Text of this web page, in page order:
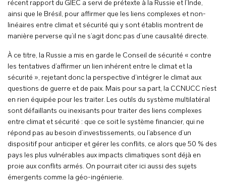
récent rapport du GIEC a servi de prétexte à la Russie et l’Inde,
ainsi que le Brésil, pour affirmer que les liens complexes et non-
linéaires entre climat et sécurité qui y sont établis montrent de
manière perverse qu’il ne s’agit donc pas d’une causalité directe.
À ce titre, la Russie a mis en garde le Conseil de sécurité « contre
les tentatives d’affirmer un lien inhérent entre le climat et la
sécurité », rejetant donc la perspective d’intégrer le climat aux
questions de guerre et de paix. Mais pour sa part, la CCNUCC n’est
en rien équipée pour les traiter. Les outils du système multilatéral
sont défaillants ou inexisants pour traiter des liens complexes
entre climat et sécurité : que ce soit le système financier, qui ne
répond pas au besoin d’investissements, ou l’absence d’un
dispositif pour anticiper et gérer les conflits, ce alors que 50 % des
pays les plus vulnérables aux impacts climatiques sont déjà en
proie aux conflits armés. On pourrait citer ici aussi des sujets
émergents comme la géo-ingénierie.